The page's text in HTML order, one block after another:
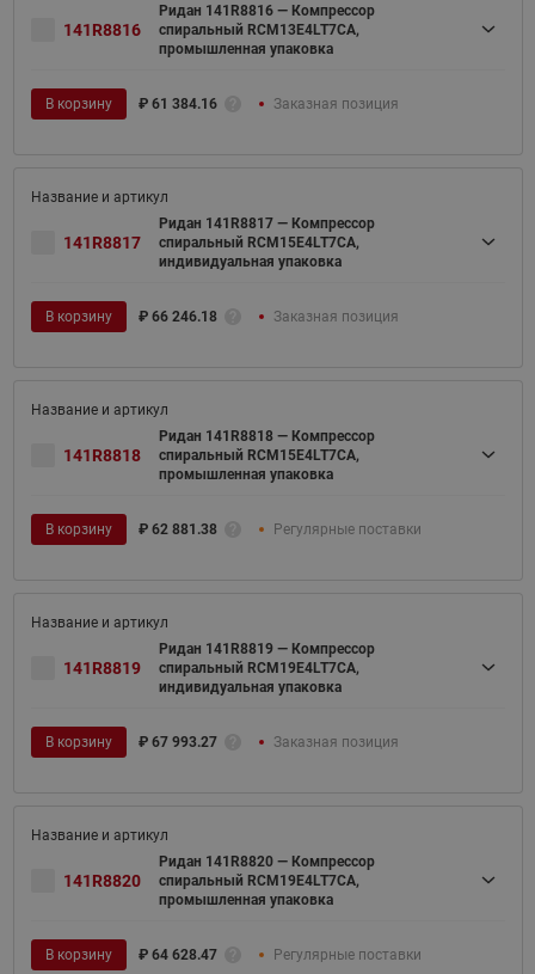
141R8816
Ридан 141R8816 — Компрессор
спиральный RCM13E4LT7CA,
промышленная упаковка
В корзину ₽ 61 384.16 Заказная позиция
141R8817
Ридан 141R8817 — Компрессор
спиральный RCM15E4LT7CA,
индивидуальная упаковка
В корзину ₽ 66 246.18 Заказная позиция
141R8818
Ридан 141R8818 — Компрессор
спиральный RCM15E4LT7CA,
промышленная упаковка
В корзину ₽ 62 881.38 Регулярные поставки
141R8819
Ридан 141R8819 — Компрессор
спиральный RCM19E4LT7CA,
индивидуальная упаковка
В корзину ₽ 67 993.27 Заказная позиция
141R8820
Ридан 141R8820 — Компрессор
спиральный RCM19E4LT7CA,
промышленная упаковка
В корзину ₽ 64 628.47 Регулярные поставки